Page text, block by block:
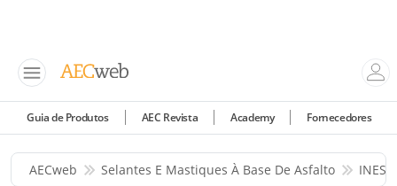
Guia de Produtos AEC Revista Academy Fornecedores
AECweb Selantes E Mastiques À Base De Asfalto INES